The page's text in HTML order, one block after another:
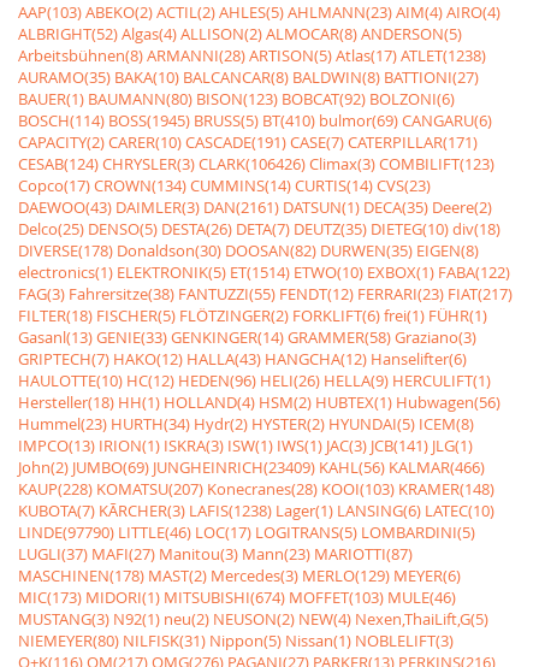
AAP(103)ABEKO(2)ACTIL(2)AHLES(5)AHLMANN(23)AIM(4)AIRO(4)
ALBRIGHT(52)Algas(4)ALLISON(2)ALMOCAR(8)ANDERSON(5)
Arbeitsbühnen(8)ARMANNI(28)ARTISON(5)Atlas(17)ATLET(1238)
AURAMO(35) BAKA(10) BALCANCAR(8) BALDWIN(8) BATTIONI(27)
BAUER(1) BAUMANN(80) BISON(123) BOBCAT(92) BOLZONI(6)
BOSCH(114) BOSS(1945) BRUSS(5) BT(410) bulmor(69)CANGARU(6)
CAPACITY(2)CARER(10)CASCADE(191)CASE(7)CATERPILLAR(171)
CESAB(124)CHRYSLER(3)CLARK(106426)Climax(3)COMBILIFT(123)
Copco(17)CROWN(134)CUMMINS(14)CURTIS(14)CVS(23)
DAEWOO(43) DAIMLER(3) DAN(2161) DATSUN(1) DECA(35) Deere(2)
Delco(25) DENSO(5) DESTA(26) DETA(7) DEUTZ(35) DIETEG(10)div(18)
DIVERSE(178) Donaldson(30) DOOSAN(82) DURWEN(35) EIGEN(8)
electronics(1) ELEKTRONIK(5) ET(1514) ETWO(10) EXBOX(1) FABA(122)
FAG(3) Fahrersitze(38) FANTUZZI(55) FENDT(12) FERRARI(23) FIAT(217)
FILTER(18) FISCHER(5) FLÖTZINGER(2) FORKLIFT(6)frei(1) FÜHR(1)
Gasanl(13)GENIE(33)GENKINGER(14)GRAMMER(58)Graziano(3)
GRIPTECH(7) HAKO(12) HALLA(43) HANGCHA(12) Hanselifter(6)
HAULOTTE(10) HC(12) HEDEN(96) HELI(26) HELLA(9) HERCULIFT(1)
Hersteller(18) HH(1) HOLLAND(4) HSM(2) HUBTEX(1) Hubwagen(56)
Hummel(23) HURTH(34) Hydr(2) HYSTER(2) HYUNDAI(5) ICEM(8)
IMPCO(13) IRION(1) ISKRA(3) ISW(1) IWS(1) JAC(3) JCB(141) JLG(1)
John(2) JUMBO(69) JUNGHEINRICH(23409) KAHL(56) KALMAR(466)
KAUP(228) KOMATSU(207) Konecranes(28) KOOI(103) KRAMER(148)
KUBOTA(7) KÃRCHER(3) LAFIS(1238) Lager(1) LANSING(6) LATEC(10)
LINDE(97790) LITTLE(46) LOC(17) LOGITRANS(5) LOMBARDINI(5)
LUGLI(37) MAFI(27) Manitou(3) Mann(23) MARIOTTI(87)
MASCHINEN(178) MAST(2) Mercedes(3) MERLO(129) MEYER(6)
MIC(173) MIDORI(1) MITSUBISHI(674) MOFFET(103) MULE(46)
MUSTANG(3) N92(1) neu(2) NEUSON(2) NEW(4) Nexen,ThaiLift,G(5)
NIEMEYER(80) NILFISK(31) Nippon(5) Nissan(1) NOBLELIFT(3)
O+K(116)OM(217)OMG(276) PAGANI(27) PARKER(13) PERKINS(216)